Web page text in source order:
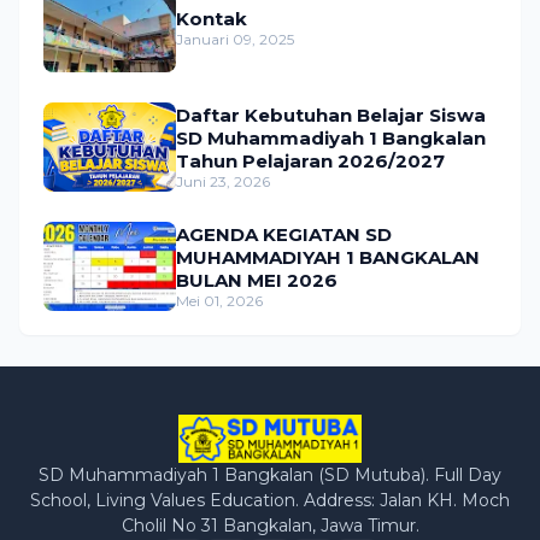
Kontak
Januari 09, 2025
Daftar Kebutuhan Belajar Siswa
SD Muhammadiyah 1 Bangkalan
Tahun Pelajaran 2026/2027
Juni 23, 2026
AGENDA KEGIATAN SD
MUHAMMADIYAH 1 BANGKALAN
BULAN MEI 2026
Mei 01, 2026
SD Muhammadiyah 1 Bangkalan (SD Mutuba). Full Day
School, Living Values Education. Address: Jalan KH. Moch
Cholil No 31 Bangkalan, Jawa Timur.